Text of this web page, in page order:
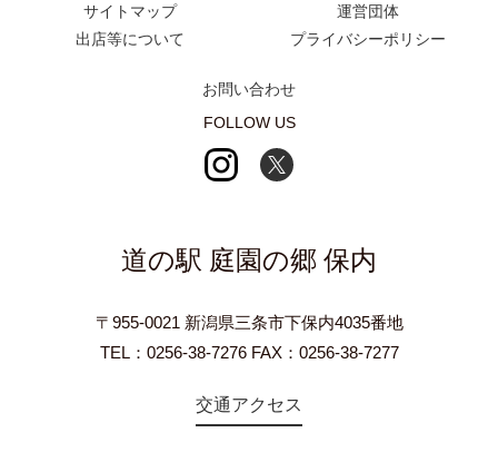
サイトマップ
運営団体
出店等について
プライバシーポリシー
お問い合わせ
FOLLOW US
道の駅 庭園の郷 保内
〒955-0021 新潟県三条市下保内4035番地
TEL：0256-38-7276 FAX：0256-38-7277
交通アクセス